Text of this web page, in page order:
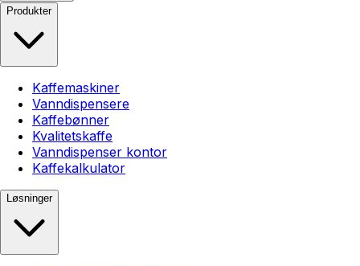
Produkter
Kaffemaskiner
Vanndispensere
Kaffebønner
Kvalitetskaffe
Vanndispenser kontor
Kaffekalkulator
Løsninger